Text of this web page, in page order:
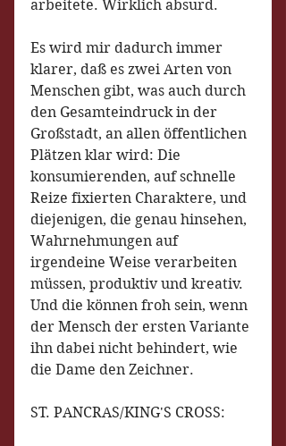
arbeitete. Wirklich absurd.
Es wird mir dadurch immer
klarer, daß es zwei Arten von
Menschen gibt, was auch durch
den Gesamteindruck in der
Großstadt, an allen öffentlichen
Plätzen klar wird: Die
konsumierenden, auf schnelle
Reize fixierten Charaktere, und
diejenigen, die genau hinsehen,
Wahrnehmungen auf
irgendeine Weise verarbeiten
müssen, produktiv und kreativ.
Und die können froh sein, wenn
der Mensch der ersten Variante
ihn dabei nicht behindert, wie
die Dame den Zeichner.
ST. PANCRAS/KING'S CROSS: